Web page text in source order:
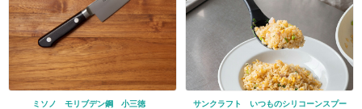
ミソノ モリブデン鋼 小三徳
サンクラフト いつものシリコーンスプー